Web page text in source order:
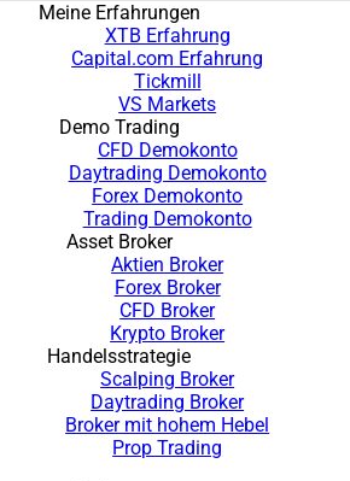
Meine Erfahrungen
XTB Erfahrung
Capital.com Erfahrung
Tickmill
VS Markets
Demo Trading
CFD Demokonto
Daytrading Demokonto
Forex Demokonto
Trading Demokonto
Asset Broker
Aktien Broker
Forex Broker
CFD Broker
Krypto Broker
Handelsstrategie
Scalping Broker
Daytrading Broker
Broker mit hohem Hebel
Prop Trading